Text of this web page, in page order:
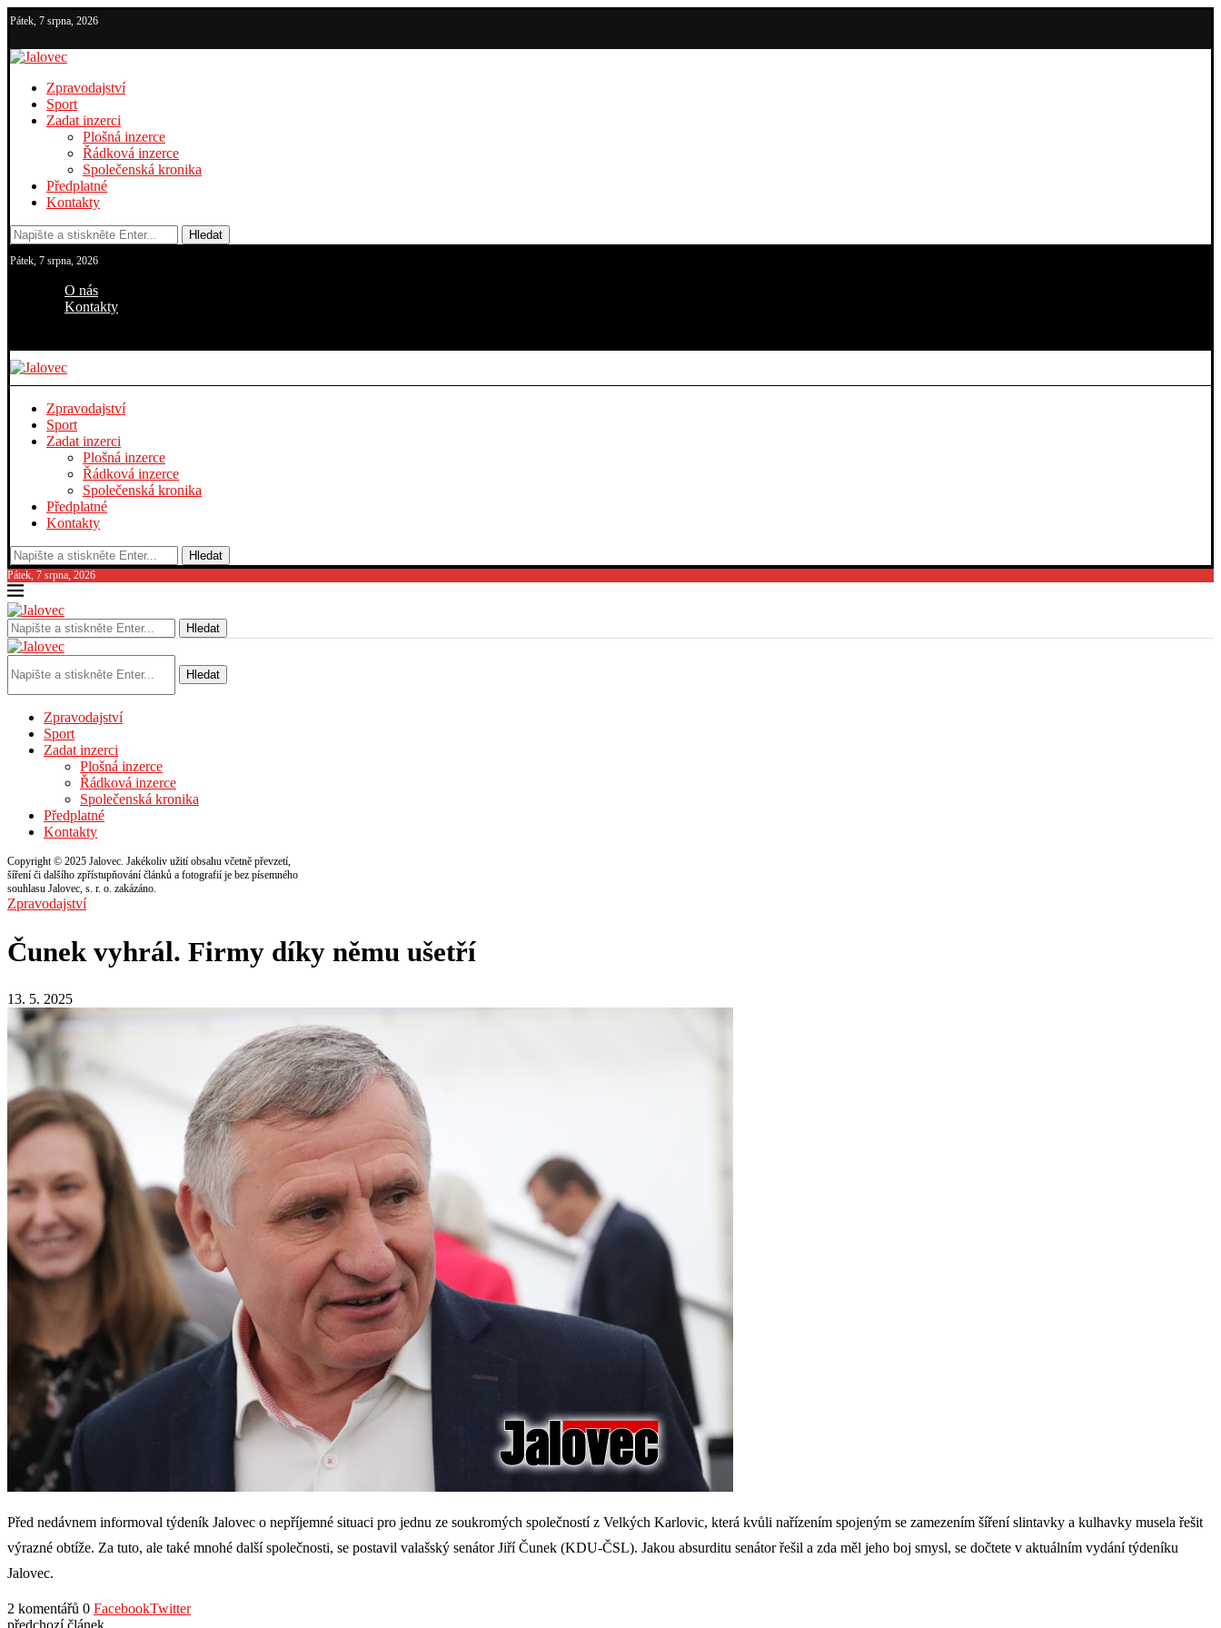
Pátek, 7 srpna, 2026
Zpravodajství
Sport
Zadat inzerci
Plošná inzerce
Řádková inzerce
Společenská kronika
Předplatné
Kontakty
Hledat
Pátek, 7 srpna, 2026
O nás
Kontakty
Zpravodajství
Sport
Zadat inzerci
Plošná inzerce
Řádková inzerce
Společenská kronika
Předplatné
Kontakty
Hledat
Pátek, 7 srpna, 2026
Hledat
Hledat
Zpravodajství
Sport
Zadat inzerci
Plošná inzerce
Řádková inzerce
Společenská kronika
Předplatné
Kontakty
Copyright © 2025 Jalovec. Jakékoliv užití obsahu včetně převzetí,
šíření či dalšího zpřístupňování článků a fotografií je bez písemného
souhlasu Jalovec, s. r. o. zakázáno.
Zpravodajství
Čunek vyhrál. Firmy díky němu ušetří
13. 5. 2025
Před nedávnem informoval týdeník Jalovec o nepříjemné situaci pro jednu ze soukromých společností z Velkých Karlovic, která kvůli nařízením spojeným se zamezením šíření slintavky a kulhavky musela řešit
výrazné obtíže. Za tuto, ale také mnohé další společnosti, se postavil valašský senátor Jiří Čunek (KDU-ČSL). Jakou absurditu senátor řešil a zda měl jeho boj smysl, se dočtete v aktuálním vydání týdeníku
Jalovec.
2 komentářů 0 FacebookTwitter